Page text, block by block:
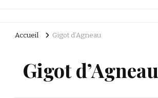
Accueil Gigot d’Agneau
Gigot d’Agneau